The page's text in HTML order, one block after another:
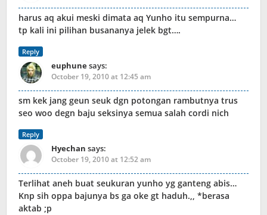
harus aq akui meski dimata aq Yunho itu sempurna…
tp kali ini pilihan busananya jelek bgt….
Reply
euphunesays:
October 19, 2010 at 12:45 am
sm kek jang geun seuk dgn potongan rambutnya trus
seo woo degn baju seksinya semua salah cordi nich
Reply
Hyechan says:
October 19, 2010 at 12:52 am
Terlihat aneh buat seukuran yunho yg ganteng abis…
Knp sih oppa bajunya bs ga oke gt haduh.,, *berasa
aktab ;p